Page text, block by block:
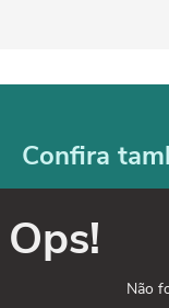
Confira
Ops!
Não